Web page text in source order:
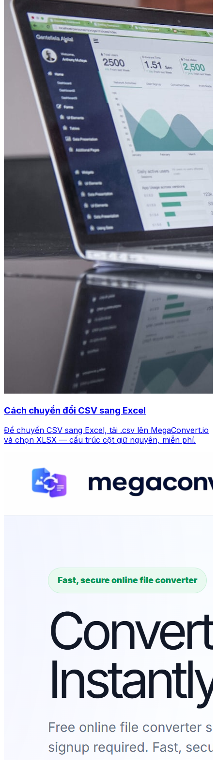
Cách chuyển đổi CSV sang Excel
Để chuyển CSV sang Excel, tải .csv lên MegaConvert.io
và chọn XLSX — cấu trúc cột giữ nguyên, miễn phí.